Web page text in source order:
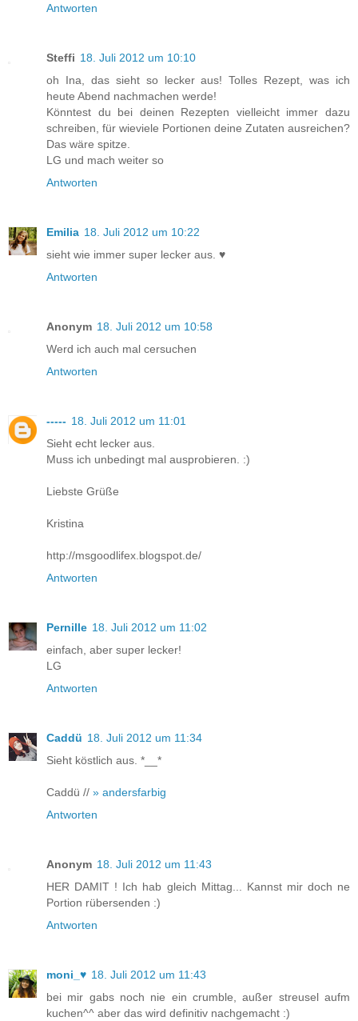
Antworten
Steffi 18. Juli 2012 um 10:10
oh Ina, das sieht so lecker aus! Tolles Rezept, was ich
heute Abend nachmachen werde!
Könntest du bei deinen Rezepten vielleicht immer dazu
schreiben, für wieviele Portionen deine Zutaten ausreichen?
Das wäre spitze.
LG und mach weiter so
Antworten
Emilia 18. Juli 2012 um 10:22
sieht wie immer super lecker aus. ♥
Antworten
Anonym 18. Juli 2012 um 10:58
Werd ich auch mal cersuchen
Antworten
----- 18. Juli 2012 um 11:01
Sieht echt lecker aus.
Muss ich unbedingt mal ausprobieren. :)
Liebste Grüße
Kristina
http://msgoodlifex.blogspot.de/
Antworten
Pernille 18. Juli 2012 um 11:02
einfach, aber super lecker!
LG
Antworten
Caddü 18. Juli 2012 um 11:34
Sieht köstlich aus. *__*
Caddü // » andersfarbig
Antworten
Anonym 18. Juli 2012 um 11:43
HER DAMIT ! Ich hab gleich Mittag... Kannst mir doch ne
Portion rübersenden :)
Antworten
moni_♥ 18. Juli 2012 um 11:43
bei mir gabs noch nie ein crumble, außer streusel aufm
kuchen^^ aber das wird definitiv nachgemacht :)